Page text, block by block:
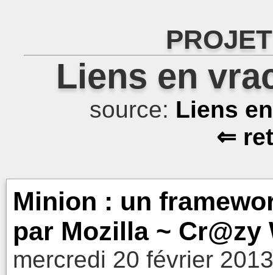
Liens en
source: Liens
⇐
Minion : un
par Mozilla ~ Cr@zy
mercredi 20 février